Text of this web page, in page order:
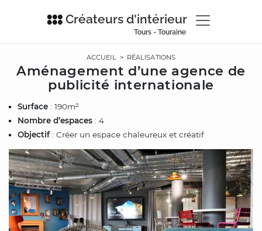
Créateurs d'intérieur
Tours - Touraine
ACCUEIL> RÉALISATIONS
Aménagement d’une agence de
publicité internationale
Surface : 190m²
Nombre d’espaces : 4
Objectif: Créer un espace chaleureux et créatif